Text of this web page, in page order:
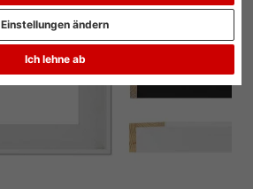
Ich lehne ab
Einstellungen ändern